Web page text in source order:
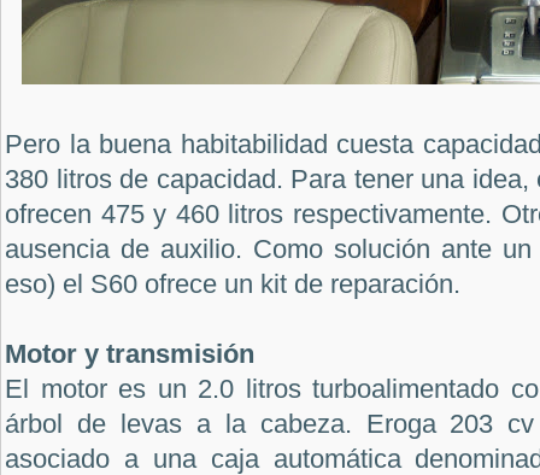
Pero la buena habitabilidad cuesta
380 litros de capacidad. Para tener una
ofrecen 475 y 460 litros respectivamente.
ausencia de auxilio. Como solución ante
eso) el S60 ofrece un kit de reparación.
Motor y transmisión
El motor es un 2.0 litros turboalimentado
árbol de levas a la cabeza. Eroga 203
asociado a una caja automática